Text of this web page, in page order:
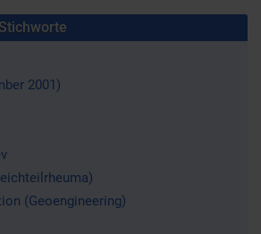
2001)
(Geoengineering)